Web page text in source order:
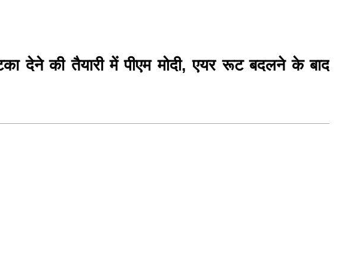
देने की तैयारी में पीएम मोदी, एयर रूट बदलने के बाद